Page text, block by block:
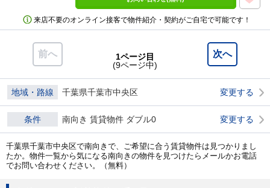
来店不要のオンライン接客で物件紹介・契約がご自宅で可能です！
前へ 次へ
1ページ目
(9ページ中)
地域・路線 千葉県千葉市中央区 変更する
条件 南向き 賃貸物件 ダブル0 変更する
千葉県千葉市中央区で南向きで、ご希望に合う賃貸物件は見つかりまし
たか。物件一覧から気になる南向きの物件を見つけたらメールかお電話
でお問い合わせください。（無料）